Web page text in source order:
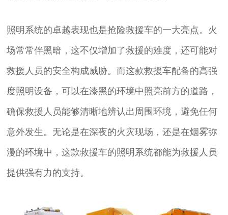
照明系统的卓越表现也是抢险救援车的一大亮点。火
场常常伴黑暗，这不仅增加了救援的难度，还可能对
救援人员的安全构成威胁。而这款救援车配备的高强
度照明设备，可以在漆黑的环境中照亮前方的道路，
确保救援人员能够清晰地辨认出周围环境，避免任何
意外发生。无论是在深夜的火灾现场，还是在烟雾弥
漫的环境中，这款救援车的照明系统都能为救援人员
提供强有力的支持。